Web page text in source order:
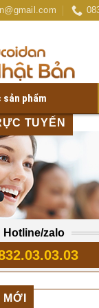
sản phẩm
Chương trình
TUYẾN
Hotline/zalo